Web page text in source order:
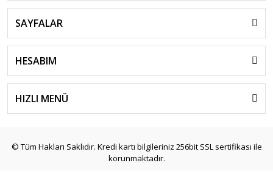
SAYFALAR
HESABIM
HIZLI MENÜ
© Tüm Hakları Saklıdır. Kredi kartı bilgileriniz 256bit SSL sertifikası ile
korunmaktadır.